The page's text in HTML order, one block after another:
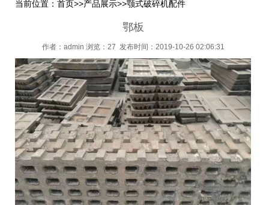
当前位置： 首页>>产品展示>>颚式破碎机配件
鄂板
作者： admin 浏览：27 发布时间：2019-10-26 02:06:31